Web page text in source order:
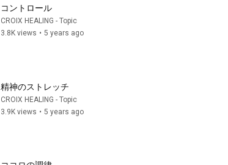
コントロール
CROIX HEALING - Topic
3.8K views • 5 years ago
精神のストレッチ
CROIX HEALING - Topic
3.9K views • 5 years ago